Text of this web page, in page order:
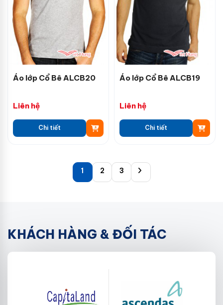
Áo lớp Cổ Bê ALCB20
Liên hệ
Chi tiết
Áo lớp Cổ Bê ALCB19
Liên hệ
Chi tiết
1 2 3
KHÁCH HÀNG & ĐỐI TÁC